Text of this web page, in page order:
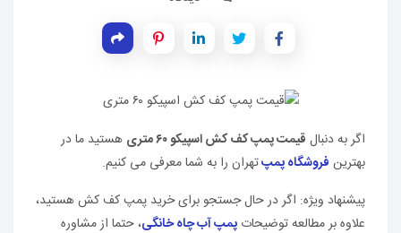
اگر به دنبال قیمت پمپ کف کش اسپیکو ۶۰ متری
هستید ما در
بهترین فروشگاه پمپتهران را به شما معرفی می کنیم.
پیشنهاد ویژه: اگر در حال جستجو برای خرید پمپ کف کش هستید،
علاوه بر مطالعه توضیحات پمپ آب چاه خانگی، حتما از مشاوره